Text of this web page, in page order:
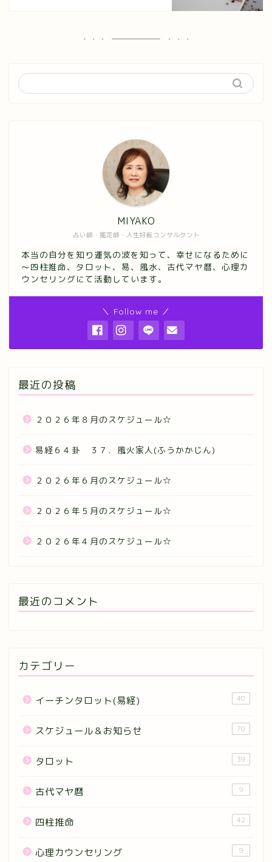
占い師・鑑定師・人生好転コンサルタント
MIYAKO
本当の自分を知り運気の波を知って、幸せになるために
～四柱推命、タロット、易、風水、古代マヤ暦、心理カ
ウンセリングにて活動しています。
＼ Follow me ／
最近の投稿
２０２６年８月のスケジュール☆
易経６４卦 ３７．風火家人(ふうかかじん)
２０２６年６月のスケジュール☆
２０２６年５月のスケジュール☆
２０２６年４月のスケジュール☆
最近のコメント
カテゴリー
イーチンタロット(易経) 40
スケジュール＆お知らせ 70
タロット 39
古代マヤ暦 9
四柱推命 42
心理カウンセリング 9